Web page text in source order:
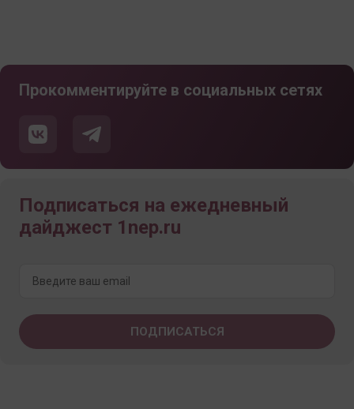
Прокомментируйте в социальных сетях
Подписаться на ежедневный
дайджест 1nep.ru